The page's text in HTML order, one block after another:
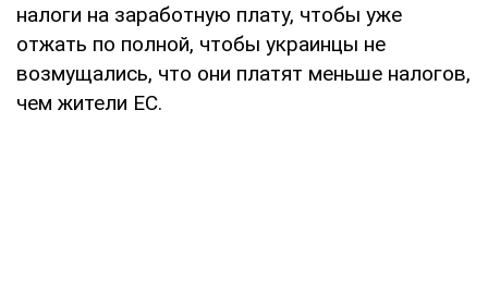
налоги на заработную плату, чтобы уже
отжать по полной, чтобы украинцы не
возмущались, что они платят меньше налогов,
чем жители ЕС.